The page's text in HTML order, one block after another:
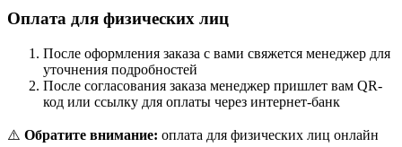
Оплата для физических лиц
После оформления заказа с вами свяжется менеджер для
уточнения подробностей
После согласования заказа менеджер пришлет вам QR-
код или ссылку для оплаты через интернет-банк
⚠️ Обратите внимание: оплата для физических лиц онлайн